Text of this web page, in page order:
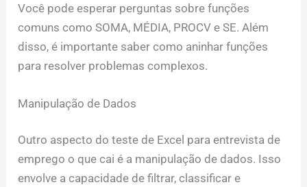
Você pode esperar perguntas sobre funções
comuns como SOMA, MÉDIA, PROCV e SE. Além
disso, é importante saber como aninhar funções
para resolver problemas complexos.
Manipulação de Dados
Outro aspecto do teste de Excel para entrevista de
emprego o que cai é a manipulação de dados. Isso
envolve a capacidade de filtrar, classificar e